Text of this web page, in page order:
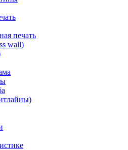
печать
wall)